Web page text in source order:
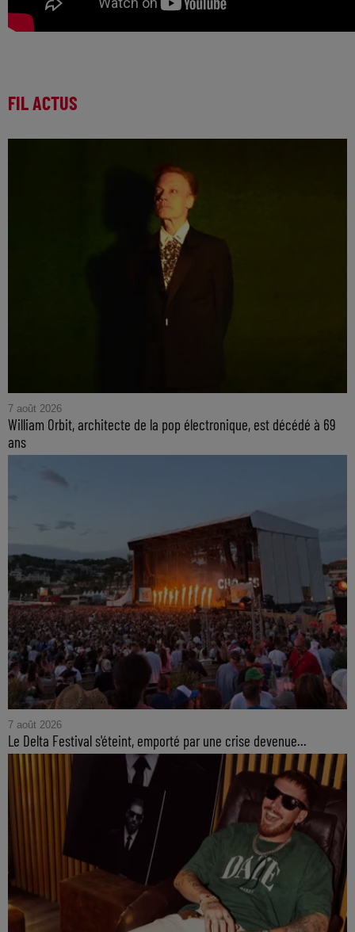
FIL ACTUS
7 août 2026
William Orbit, architecte de la pop électronique, est décédé à 69
ans
7 août 2026
Le Delta Festival s'éteint, emporté par une crise devenue...